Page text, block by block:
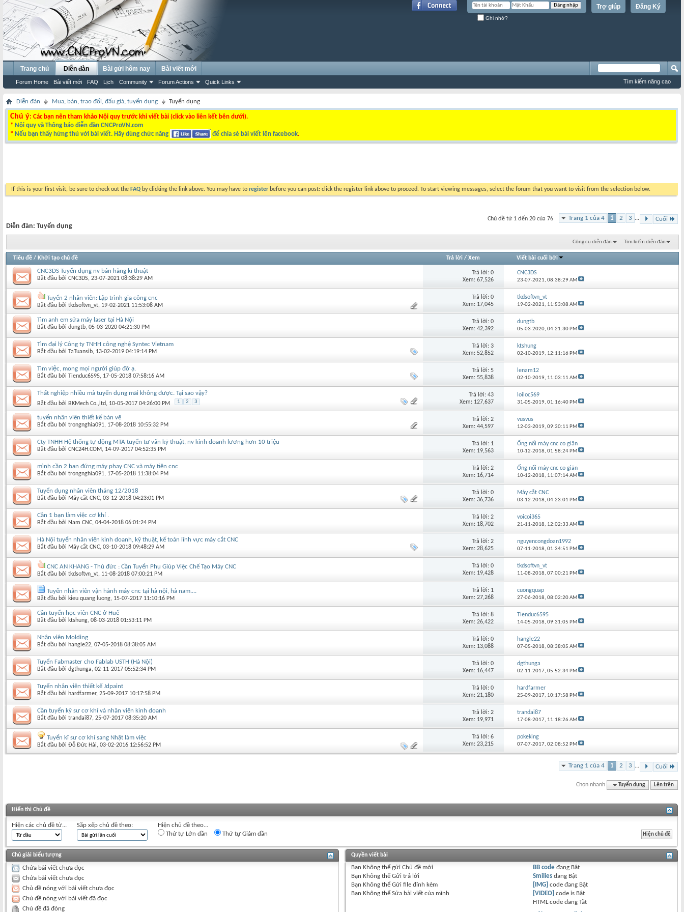
Đăng Ký
Trợ giúp
Ghi nhớ?
Trang chủ Diễn đàn
Forum Home Bài viết mới FAQ Lịch Community Forum Actions Quick Links
Bài gửi hôm nay Bài viết mới
Tìm kiếm nâng cao
Diễn đàn Mua, bán, trao đổi, đấu giá, tuyển dụng Tuyển dụng
Chú ý: Các bạn nên tham khảo Nội quy trước khi viết bài (click vào liên kết bên dưới).
* Nội quy và Thông báo diễn đàn CNCProVN.com
* Nếu bạn thấy hứng thú với bài viết. Hãy dùng chức năng để chia sẻ bài viết lên facebook.
If this is your first visit, be sure to check out the FAQ by clicking the link above. You may have to register before you can post: click the register link above to proceed. To start viewing messages, select the forum that you want to visit from the selection below.
Trang 1 của 4 1 2 3 ... Cuối
Chủ đề từ 1 đến 20 của 76
Diễn đàn: Tuyển dụng
Công cụ diễn đàn Tìm kiếm diễn đàn
Tiêu đề / Khởi tạo chủ đề Trả lời/ Xem Viết bài cuối bởi
CNC3DS Tuyển dụng nv bán hàng kĩ thuật
Bắt đầu bởi CNC3DS‎, 23-07-2021 08:38:29 AM
Trả lời: 0
Xem: 67,526
CNC3DS
23-07-2021,08:38:29 AM
Tuyển 2 nhân viên: Lập trình gia công cnc
Bắt đầu bởi tkdsoftvn_vt‎, 19-02-2021 11:53:08 AM
Trả lời: 0
Xem: 17,045
tkdsoftvn_vt
19-02-2021, 11:53:08 AM
Tìm anh em sửa máy laser tại Hà Nội
Bắt đầu bởi dungtb‎, 05-03-2020 04:21:30 PM
Trả lời: 0
Xem: 42,392
dungtb
05-03-2020,04:21:30 PM
Tìm đại lý Công ty TNHH công nghệ Syntec Vietnam
Bắt đầu bởi TaTuansib‎, 13-02-2019 04:19:14 PM
Trả lời: 3
Xem: 52,852
ktshung
02-10-2019, 12:11:16 PM
Tìm việc, mong mọi người giúp đỡ ạ.
Bắt đầu bởi Tienduc6595‎, 17-05-2018 07:58:16 AM
Trả lời: 5
Xem: 55,838
lenam12
02-10-2019, 11:03:11 AM
Thất nghiệp nhiều mà tuyển dụng mãi không được. Tại sao vậy?
Bắt đầu bởi BKMech Co.,ltd‎, 10-05-2017 04:26:00 PM 1 2 3
Trả lời: 43
Xem: 127,637
loiloc569
31-05-2019,01:16:40 PM
tuyển nhân viên thiết kế bản vẽ
Bắt đầu bởi trongnghia091‎, 17-08-2018 10:55:32 PM
Trả lời: 2
Xem: 44,597
vusvus
12-03-2019,09:30:11 PM
Cty TNHH Hệ thống tự động MTA tuyển tư vấn kỹ thuật, nv kinh doanh lương hơn 10 triệu
Bắt đầu bởi CNC24H.COM‎, 14-09-2017 04:52:35 PM
Trả lời: 1
Xem: 19,563
Ống nối máy cnc co giãn
10-12-2018,01:58:24 PM
mình cần 2 bạn đứng máy phay CNC và máy tiện cnc
Bắt đầu bởi trongnghia091‎, 17-05-2018 11:38:04 PM
Trả lời: 2
Xem: 16,714
Ống nối máy cnc co giãn
10-12-2018, 11:07:14 AM
Tuyển dụng nhân viên tháng 12/2018
Bắt đầu bởi Máy cắt CNC‎, 03-12-2018 04:23:01 PM
Trả lời: 0
Xem: 36,736
Máy cắt CNC
03-12-2018,04:23:01 PM
Cần 1 bạn làm việc cơ khí .
Bắt đầu bởi Nam CNC‎, 04-04-2018 06:01:24 PM
Trả lời: 2
Xem: 18,702
voicoi365
21-11-2018, 12:02:33 AM
Hà Nội tuyển nhân viên kinh doanh, kỹ thuật, kế toán lĩnh vực máy cắt CNC
Bắt đầu bởi Máy cắt CNC‎, 03-10-2018 09:48:29 AM
Trả lời: 2
Xem: 28,625
nguyencongdoan1992
07-11-2018,01:34:51 PM
CNC AN KHANG - Thủ đức : Cần Tuyển Phụ Giúp Việc Chế Tạo Máy CNC
Bắt đầu bởi tkdsoftvn_vt‎, 11-08-2018 07:00:21 PM
Trả lời: 0
Xem: 19,428
tkdsoftvn_vt
11-08-2018,07:00:21 PM
Tuyển nhân viên vận hành máy cnc tại hà nội, hà nam....
Bắt đầu bởi kieu quang luong‎, 15-07-2017 11:10:16 PM
Trả lời: 1
Xem: 27,268
cuongquap
27-06-2018,08:02:20 AM
Cần tuyển học viên CNC ở Huế
Bắt đầu bởi ktshung‎, 08-03-2018 01:53:11 PM
Trả lời: 8
Xem: 26,422
Tienduc6595
14-05-2018,09:31:05 PM
Nhân viên Molding
Bắt đầu bởi hangle22‎, 07-05-2018 08:38:05 AM
Trả lời: 0
Xem: 13,088
hangle22
07-05-2018,08:38:05 AM
Tuyển Fabmaster cho Fablab USTH (Hà Nội)
Bắt đầu bởi dgthunga‎, 02-11-2017 05:52:34 PM
Trả lời: 0
Xem: 16,447
dgthunga
02-11-2017,05:52:34 PM
Tuyển nhân viên thiết kế Jdpaint
Bắt đầu bởi hardfarmer‎, 25-09-2017 10:17:58 PM
Trả lời: 0
Xem: 21,180
hardfarmer
25-09-2017, 10:17:58 PM
Cần tuyển kỹ sư cơ khí và nhân viên kinh doanh
Bắt đầu bởi trandai87‎, 25-07-2017 08:35:20 AM
Trả lời: 2
Xem: 19,971
trandai87
17-08-2017, 11:18:26 AM
Tuyển kĩ sư cơ khí sang Nhật làm việc
Bắt đầu bởi Đỗ Đức Hải‎, 03-02-2016 12:56:52 PM
Trả lời: 6
Xem: 23,215
pokeking
07-07-2017,02:08:52 PM
Trang 1 của 4 1 2 3 ... Cuối
Chọn nhanh Tuyển dụng Lên trên
Hiển thị Chủ đề
Hiện các chủ đề từ... Sắp xếp chủ đề theo:
Hiện chủ đề theo...
Thứ tự Lớn dần
Thứ tự Giảm dần
Chú giải biểu tượng
Chứa bài viết chưa đọc
Chứa bài viết chưa đọc
Chủ đề nóng với bài viết chưa đọc
Chủ đề nóng với bài viết đã đọc
Chủ đề đã đóng
Quyền viết bài
Bạn Không thểgửi Chủ đề mới
Bạn Không thểGửi trả lời
Bạn Không thểGửi file đính kèm
Bạn Không thểSửa bài viết của mình
BB code đang Bật
Smilies đang Bật
[IMG] code đang Bật
[VIDEO] code is Bật
HTML code đangTắt